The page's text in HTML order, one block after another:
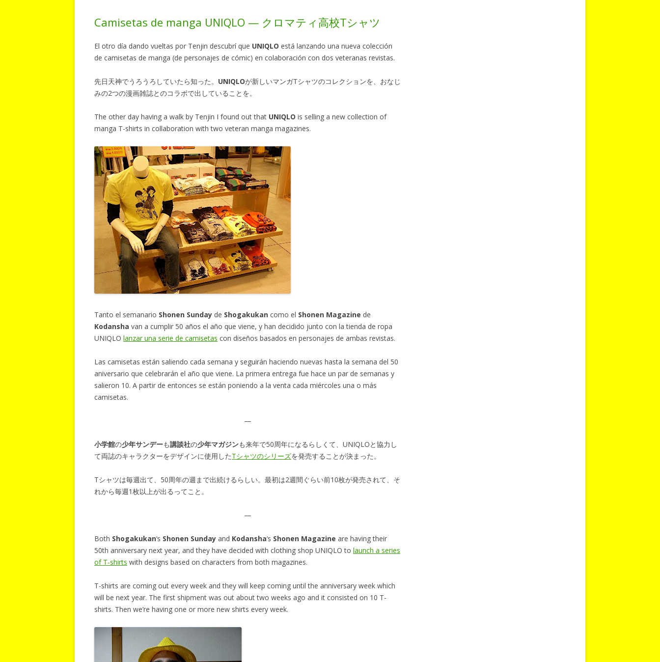
Camisetas de manga UNIQLO — クロマティ高校Tシャツ
El otro día dando vueltas por Tenjin descubrí que UNIQLO está lanzando una nueva colección
de camisetas de manga (de personajes de cómic) en colaboración con dos veteranas revistas.
先日天神でうろうろしていたら知った。 UNIQLOが新しいマンガTシャツのコレクションを、おなじ
みの2つの漫画雑誌とのコラボで出していることを。
The other day having a walk by Tenjin I found out that UNIQLO is selling a new collection of
manga T-shirts in collaboration with two veteran manga magazines.
Tanto el semanario Shonen Sunday de Shogakukan como el Shonen Magazine de
Kodansha van a cumplir 50 años el año que viene, y han decidido junto con la tienda de ropa
UNIQLO lanzar una serie de camisetas con diseños basados en personajes de ambas revistas.
Las camisetas están saliendo cada semana y seguirán haciendo nuevas hasta la semana del 50
aniversario que celebrarán el año que viene. La primera entrega fue hace un par de semanas y
salieron 10. A partir de entonces se están poniendo a la venta cada miércoles una o más
camisetas.
—
小学館の少年サンデーも講談社の少年マガジンも来年で50周年になるらしくて、UNIQLOと協力し
て両誌のキャラクターをデザインに使用したTシャツのシリーズを発売することが決まった。
Tシャツは毎週出て、50周年の週まで出続けるらしい。最初は2週間ぐらい前10枚が発売されて、そ
れから毎週1枚以上が出るってこと。
—
Both Shogakukan‘s Shonen Sunday and Kodansha‘s Shonen Magazine are having their
50th anniversary next year, and they have decided with clothing shop UNIQLO to launch a series
of T-shirts with designs based on characters from both magazines.
T-shirts are coming out every week and they will keep coming until the anniversary week which
will be next year. The first shipment was out about two weeks ago and it consisted on 10 T-
shirts. Then we’re having one or more new shirts every week.